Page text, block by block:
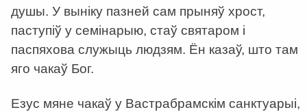
душы. У выніку пазней сам прыняў хрост,
паступіў у семінарыю, стаў святаром і
паспяхова служыць людзям. Ён казаў, што там
яго чакаў Бог.
Езус мяне чакаў у Вастрабрамскім санктуарыі,